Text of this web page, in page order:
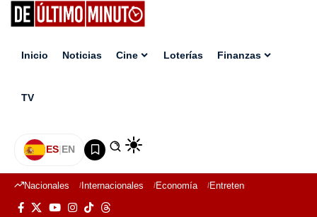
Inicio Noticias Cine Loterías Finanzas
TV
ES|EN
Nacionales Internacionales Economía Entretenimiento